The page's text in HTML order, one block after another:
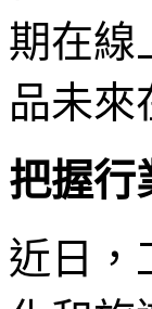
期在線
品未來
把握行
近日，